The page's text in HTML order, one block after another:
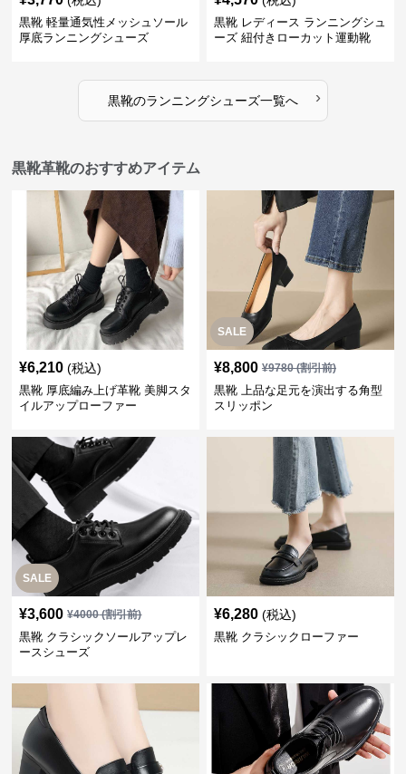
黒靴 軽量通気性メッシュソール
厚底ランニングシューズ
黒靴 レディース ランニングシュ
ーズ 紐付きローカット運動靴
黒靴のランニングシューズ一覧へ ›
黒靴革靴のおすすめアイテム
¥6,210 (税込)
黒靴 厚底編み上げ革靴 美脚スタ
イルアップローファー
SALE
¥8,800 ¥9780(割引前)
黒靴 上品な足元を演出する角型
スリッポン
SALE
¥3,600 ¥4000(割引前)
黒靴 クラシックソールアップレ
ースシューズ
¥6,280 (税込)
黒靴 クラシックローファー